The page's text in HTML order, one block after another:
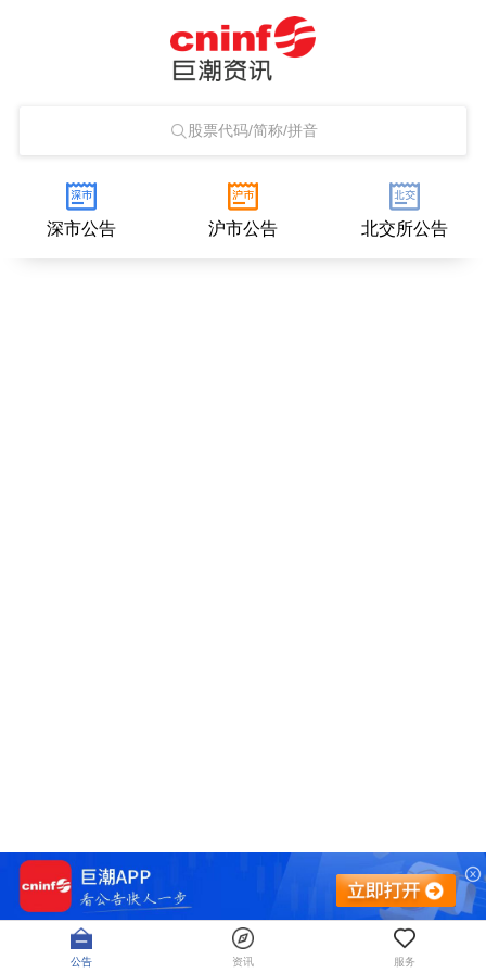
股票代码/简称/拼音
深市公告 沪市公告 北交所公告
公告 资讯 服务